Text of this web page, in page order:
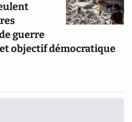
guerre
objectif démocratique